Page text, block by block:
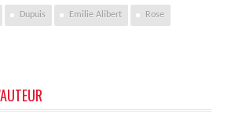
Dupuis Emilie Alibert Rose